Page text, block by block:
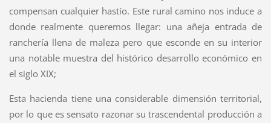
compensan cualquier hastío. Este rural camino nos induce a
donde realmente queremos llegar: una añeja entrada de
ranchería llena de maleza pero que esconde en su interior
una notable muestra del histórico desarrollo económico en
el siglo XIX;
Esta hacienda tiene una considerable dimensión territorial,
por lo que es sensato razonar su trascendental producción a